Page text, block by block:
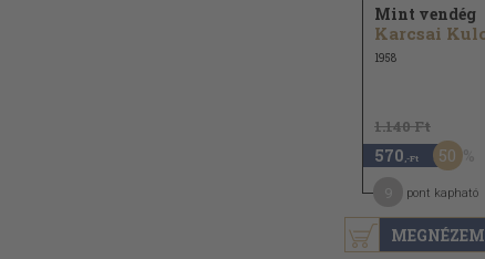
MEGNÉZEM
Mint vendég
1958
1.140 Ft
570 ,-Ft 50
pont kapható